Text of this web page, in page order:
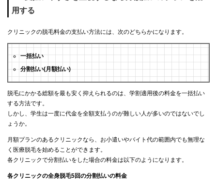
用する
クリニックの脱毛料金の支払い方法には、次のどちらかになります。
一括払い
分割払い(月額払い)
脱毛にかかる総額を最も安く抑えられるのは、学割適用後の料金を一括払い
する方法です。
しかし、学生は一度に代金を全額支払うのが難しい人が多いのではないでし
ょうか。
月額プランのあるクリニックなら、お小遣いやバイト代の範囲内でも無理な
く医療脱毛を始めることができます。
各クリニックで分割払いをした場合の料金は以下のようになります。
各クリニックの全身脱毛5回の分割払いの料金